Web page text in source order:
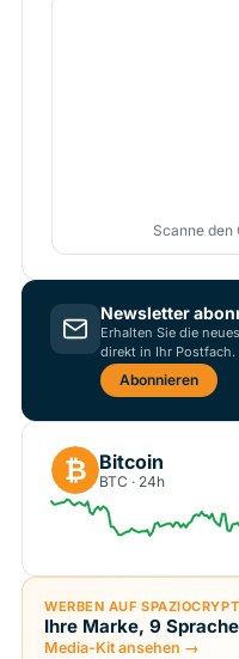
Scanne den
Newsletter
Erhalten Sie die
direkt in Ihr Postfach.
Abonnieren
₿ Bitcoin
BTC · 24h
WERBEN AUF
Ihre Marke, 9
Media-Kit ansehen →